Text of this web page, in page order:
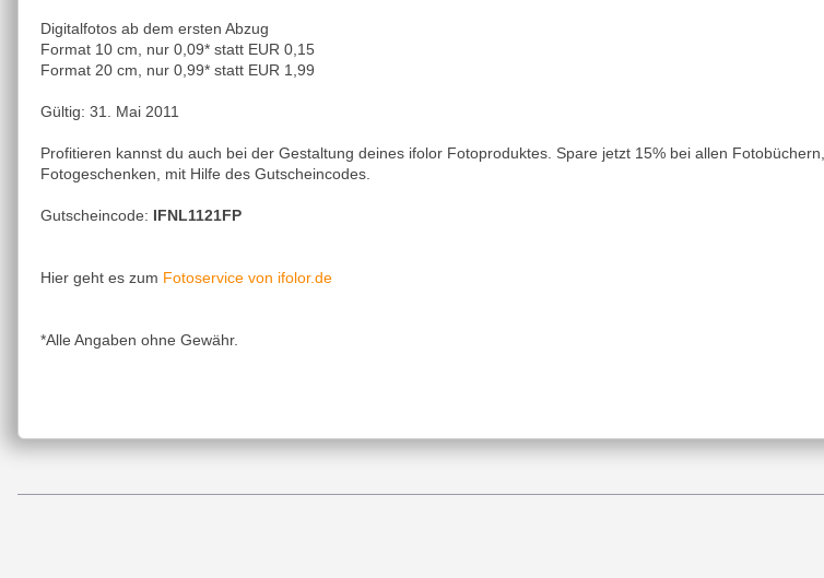
Digitalfotos ab dem ersten Abzug
Format 10 cm, nur 0,09* statt EUR 0,15
Format 20 cm, nur 0,99* statt EUR 1,99
Gültig: 31. Mai 2011
Profitieren kannst du auch bei der Gestaltung deines ifolor Fotoproduktes. Spare jetzt 15% bei allen
Fotogeschenken, mit Hilfe des Gutscheincodes.
Gutscheincode: IFNL1121FP
Hier geht es zum Fotoservice von ifolor.de
*Alle Angaben ohne Gewähr.